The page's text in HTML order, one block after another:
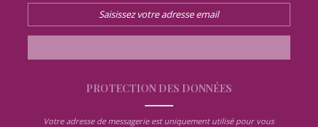
PROTECTION DES DONNÉES
Votre adresse de messagerie est uniquement utilisé pour vous